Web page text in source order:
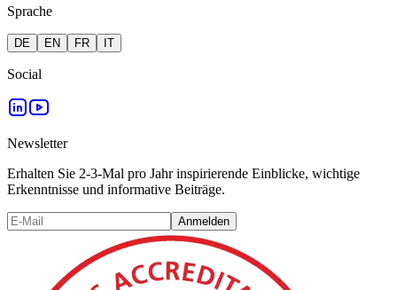
Sprache
DE EN FR IT
Social
Newsletter
Erhalten Sie 2-3-Mal pro Jahr inspirierende Einblicke, wichtige
Erkenntnisse und informative Beiträge.
Anmelden